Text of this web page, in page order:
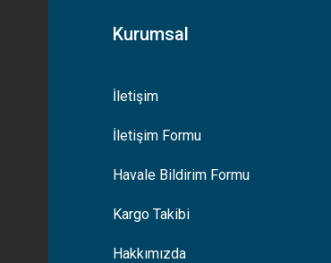
Gönder
Kurumsal
İletişim
İletişim Formu
Havale Bildirim Formu
Kargo Takibi
Hakkımızda